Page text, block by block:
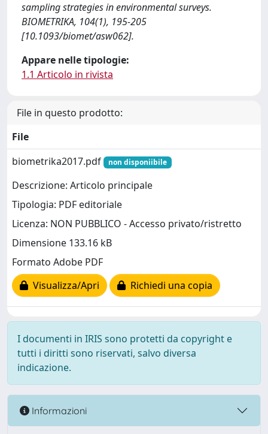
sampling strategies in environmental surveys.
BIOMETRIKA, 104(1), 195-205
[10.1093/biomet/asw062].
Appare nelle tipologie:
1.1 Articolo in rivista
File in questo prodotto:
File
biometrika2017.pdf
non disponiibile
Descrizione: Articolo principale
Tipologia: PDF editoriale
Licenza: NON PUBBLICO - Accesso privato/ristretto
Dimensione 133.16 kB
Formato Adobe PDF
Visualizza/Apri
Richiedi una copia
I documenti in IRIS sono protetti da copyright e
tutti i diritti sono riservati, salvo diversa
indicazione.
Informazioni